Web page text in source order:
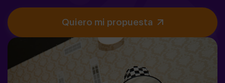
Quiero mi propuesta